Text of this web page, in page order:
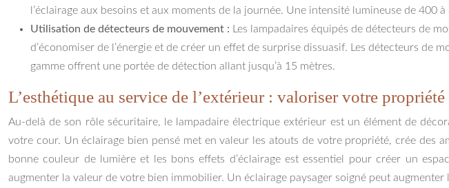
l’éclairage aux besoins et aux moments de la journée. Une intensité lumineuse de
Utilisation de détecteurs de mouvement :
Les lampadaires équipés de détecteurs de
d’économiser de l’énergie et de créer un effet de surprise dissuasif. Les détecteurs de
gamme offrent une portée de détection allant jusqu’à 15 mètres.
L’esthétique au service de l’extérieur : valoriser votre propriété
Au-delà de son rôle sécuritaire, le lampadaire électrique extérieur est un élément de
votre cour. Un éclairage bien pensé met en valeur les atouts de votre propriété, crée des
bonne couleur de lumière et les bons effets d’éclairage est essentiel pour créer un
augmenter la valeur de votre bien immobilier. Un éclairage paysager soigné peut augmenter